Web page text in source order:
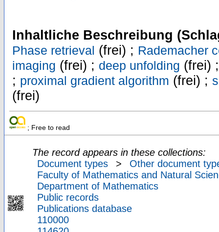
Inhaltliche Beschreibung
Phase retrieval (frei) ; Rademacher
imaging (frei) ; deep unfolding (frei)
; proximal gradient algorithm (frei) ;
(frei)
; Free to read
The record appears in these collections:
Document types
>
Other document
Faculty of Mathematics and Natural
Department of Mathematics
Public records
Publications database
110000